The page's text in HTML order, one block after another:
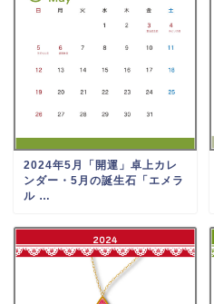
2024年5月「開運」卓上カレ
ンダー・5月の誕生石「エメラ
ル …